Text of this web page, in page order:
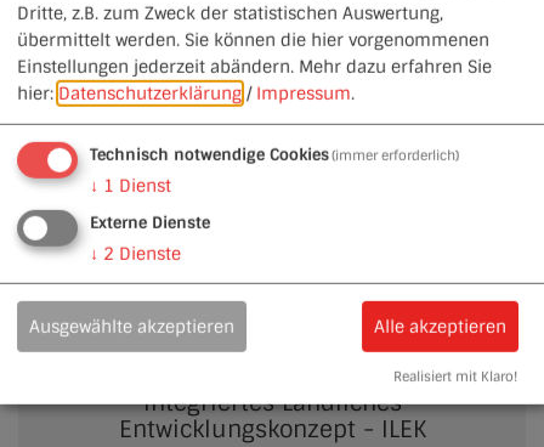
Integriertes Ländliches
Entwicklungskonzept - ILEK
Dritte, z.B. zum Zweck der statistischen Auswertung,
übermittelt werden. Sie können die hier vorgenommenen
Einstellungen jederzeit abändern. Mehr dazu erfahren Sie
hier: Datenschutzerklärung / Impressum.
Technisch notwendige Cookies(immer erforderlich)
↓ 1 Dienst
Externe Dienste
↓ 2 Dienste
Ausgewählte akzeptieren Alle akzeptieren
Realisiert mit Klaro!